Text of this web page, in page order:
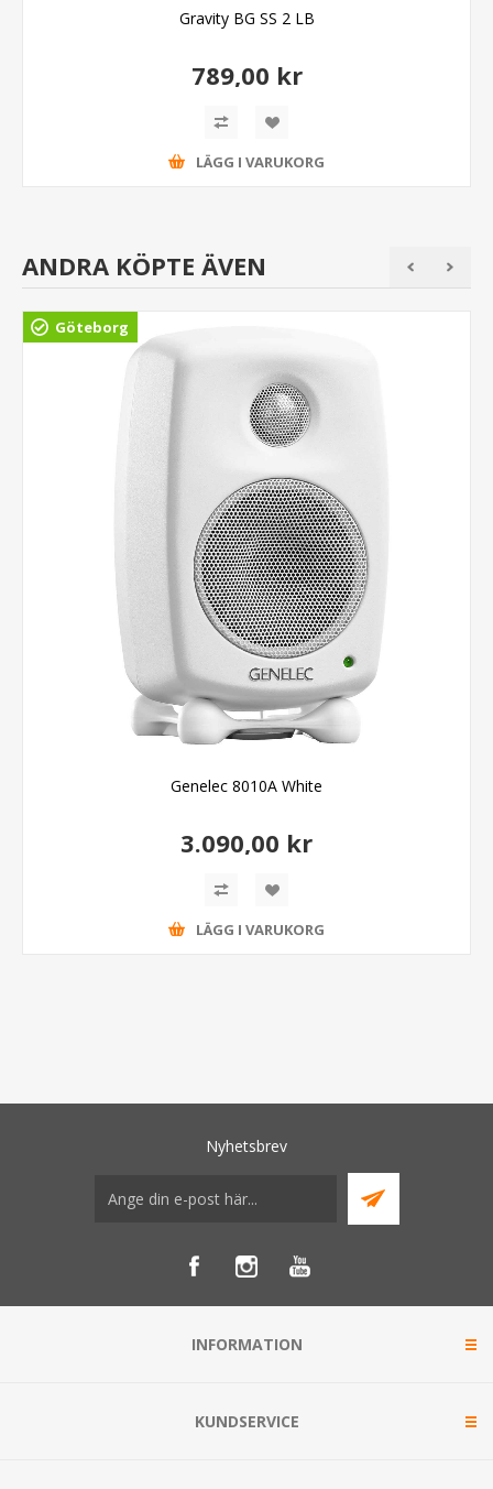
Gravity BG SS 2 LB
789,00 kr
LÄGG I VARUKORG
ANDRA KÖPTE ÄVEN
Göteborg
Genelec 8010A White
3.090,00 kr
LÄGG I VARUKORG
Nyhetsbrev
INFORMATION
KUNDSERVICE